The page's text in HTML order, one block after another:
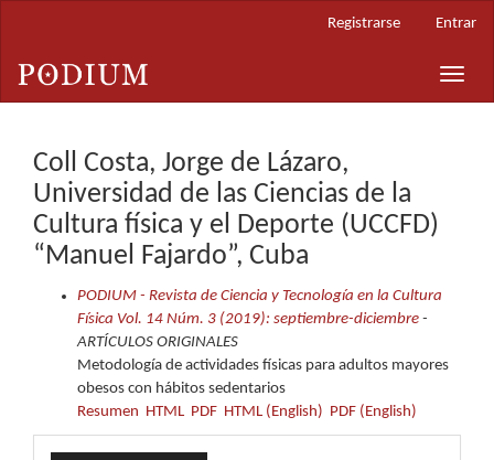
principal
Barra
Registrarse Entrar
Toggle
Coll Costa, Jorge de Lázaro,
Universidad de las Ciencias de la
Cultura física y el Deporte (UCCFD)
“Manuel Fajardo”, Cuba
PODIUM - Revista de Ciencia y Tecnología en la Cultura
Física Vol. 14 Núm. 3 (2019): septiembre-diciembre -
ARTÍCULOS ORIGINALES
Metodología de actividades físicas para adultos mayores
obesos con hábitos sedentarios
Resumen HTML PDF HTML (English) PDF (English)